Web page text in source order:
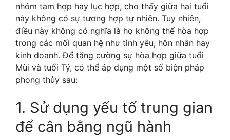
nhóm tam hợp hay lục hợp, cho thấy giữa hai tuổi
này không có sự tương hợp tự nhiên. Tuy nhiên,
điều này không có nghĩa là họ không thể hòa hợp
trong các mối quan hệ như tình yêu, hôn nhân hay
kinh doanh. Để tăng cường sự hòa hợp giữa tuổi
Mùi và tuổi Tý, có thể áp dụng một số biện pháp
phong thủy sau:
1. Sử dụng yếu tố trung gian
để cân bằng ngũ hành